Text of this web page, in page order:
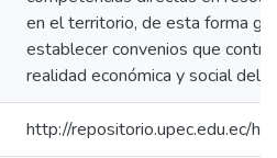
en el territorio, de esta forma
establecer convenios que
realidad económica y social del
http://repositorio.upec.edu.ec/